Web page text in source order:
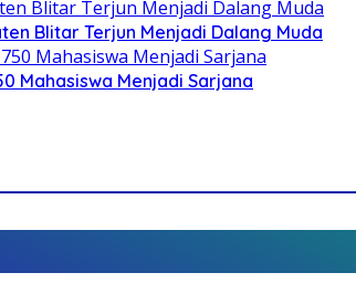
Blitar Terjun Menjadi Dalang Muda
Mahasiswa Menjadi Sarjana